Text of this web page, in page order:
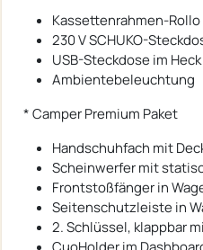
Kassettenrahmen-
230 V SCHUKO-
USB-Steckdose im
Ambientebeleuchtung
* Camper Premium Paket
Handschuhfach mit
Scheinwerfer mit
Frontstoßfänger in
Seitenschutzleiste in
2. Schlüssel, klappbar